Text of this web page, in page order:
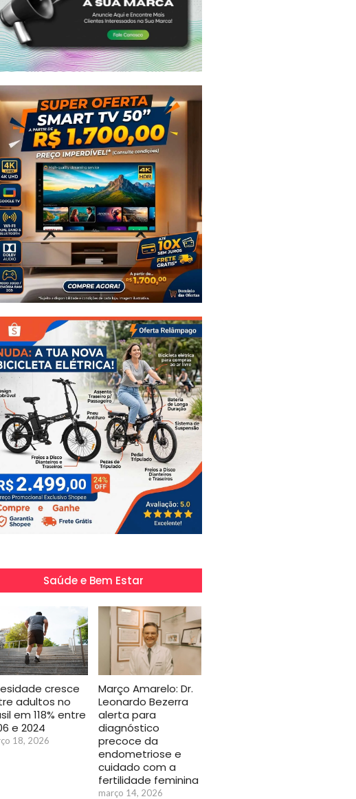
Saúde e Bem Estar
cresce
adultos no
em 118% entre
e 2024
18, 2026
Março Amarelo: Dr.
Leonardo Bezerra
alerta para
diagnóstico
precoce da
endometriose e
cuidado com a
fertilidade feminina
março 14, 2026